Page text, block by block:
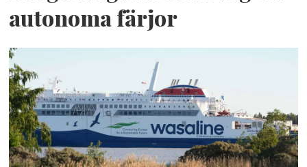
autonoma färjor